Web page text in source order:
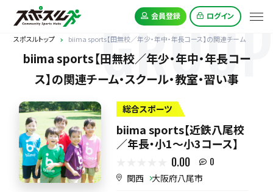
会員登録 ログイン
スポスルトップ biima sports【田無校／年少・年中・年長コース】の関連チーム
biima sports【田無校／年少・年中・年長コー
ス】の関連チーム・スクール・教室・習い事
GROUP
総合スポーツ
biima sports【近鉄八尾校
／年長・小1〜小3コース】
0.00 0
関西 大阪府八尾市